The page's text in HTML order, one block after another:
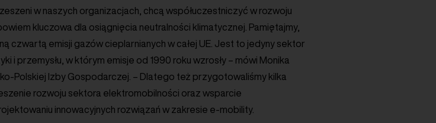
w naszych organizacjach, chcą współuczestniczyć w rozwoju
kluczowa dla osiągnięcia neutralności klimatycznej. Pamiętajmy,
czwartą emisji gazów cieplarnianych w całej UE. Jest to jedyny sektor
i przemysłu, w którym emisje od 1990 roku wzrosły – mówi Monika
Polskiej Izby Gospodarczej. – Dlatego też przygotowaliśmy kilka
rozwoju sektora elektromobilności oraz wsparcie
innowacyjnych rozwiązań w zakresie e-mobility.